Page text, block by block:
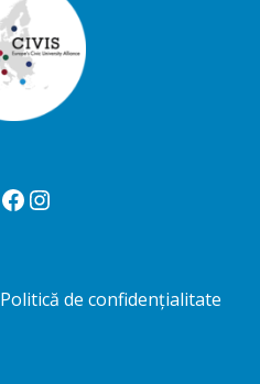
Facebook Instagram
Politică de confidențialitate